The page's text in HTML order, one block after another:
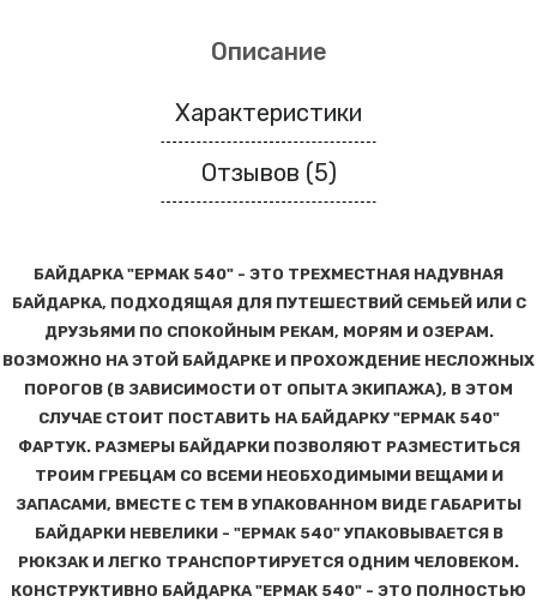
Описание
Характеристики
Отзывов (5)
БАЙДАРКА "ЕРМАК 540" - ЭТО ТРЕХМЕСТНАЯ НАДУВНАЯ
БАЙДАРКА, ПОДХОДЯЩАЯ ДЛЯ ПУТЕШЕСТВИЙ СЕМЬЕЙ ИЛИ С
ДРУЗЬЯМИ ПО СПОКОЙНЫМ РЕКАМ, МОРЯМ И ОЗЕРАМ.
ВОЗМОЖНО НА ЭТОЙ БАЙДАРКЕ И ПРОХОЖДЕНИЕ НЕСЛОЖНЫХ
ПОРОГОВ (В ЗАВИСИМОСТИ ОТ ОПЫТА ЭКИПАЖА), В ЭТОМ
СЛУЧАЕ СТОИТ ПОСТАВИТЬ НА БАЙДАРКУ "ЕРМАК 540"
ФАРТУК. РАЗМЕРЫ БАЙДАРКИ ПОЗВОЛЯЮТ РАЗМЕСТИТЬСЯ
ТРОИМ ГРЕБЦАМ СО ВСЕМИ НЕОБХОДИМЫМИ ВЕЩАМИ И
ЗАПАСАМИ, ВМЕСТЕ С ТЕМ В УПАКОВАННОМ ВИДЕ ГАБАРИТЫ
БАЙДАРКИ НЕВЕЛИКИ - "ЕРМАК 540" УПАКОВЫВАЕТСЯ В
РЮКЗАК И ЛЕГКО ТРАНСПОРТИРУЕТСЯ ОДНИМ ЧЕЛОВЕКОМ.
КОНСТРУКТИВНО БАЙДАРКА "ЕРМАК 540" - ЭТО ПОЛНОСТЬЮ